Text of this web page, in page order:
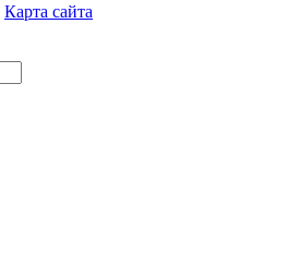
Карта сайта